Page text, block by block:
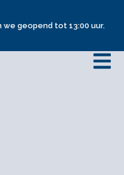
we geopend tot 13:00 uur.